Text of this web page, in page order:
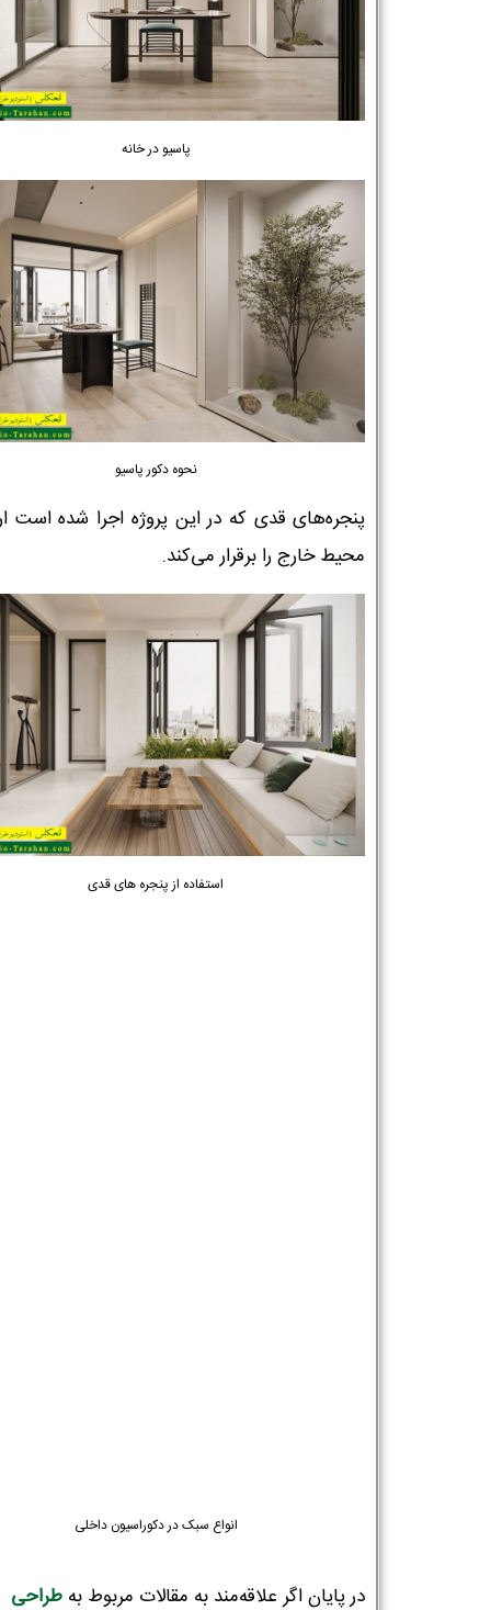
پاسیو در خانه
نحوه دکور پاسیو
پنجره‌های قدی که در این پروژه اجرا شده است
محیط خارج را برقرار می‌کند.
استفاده از پنجره های قدی
انواع سبک در دکوراسیون داخلی
در پایان اگر علاقه‌مند به مقالات مربوط به طراحی